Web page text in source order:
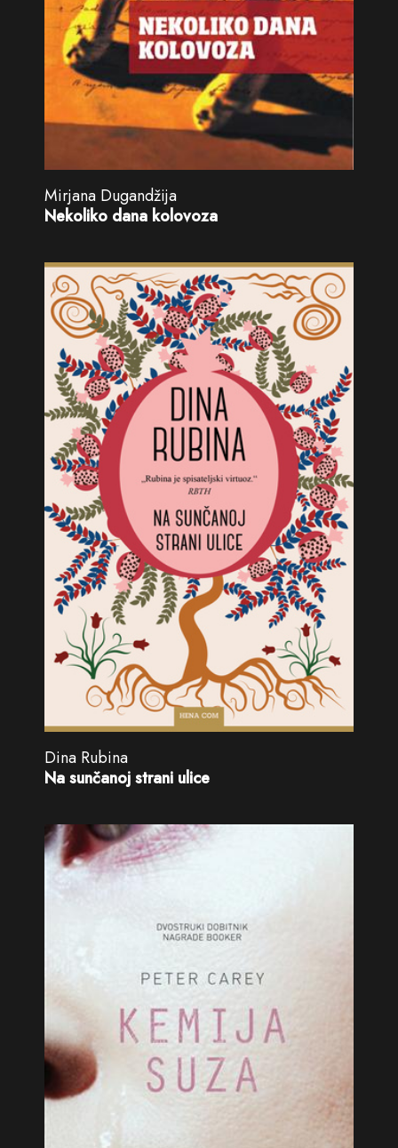
Mirjana Dugandžija
Nekoliko dana kolovoza
Dina Rubina
Na sunčanoj strani ulice